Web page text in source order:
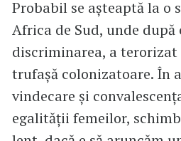
Probabil se aşteaptă la o
Africa de Sud, unde
discriminarea, a
trufaşă colonizatoare. În
vindecare şi
egalităţii femeilor,